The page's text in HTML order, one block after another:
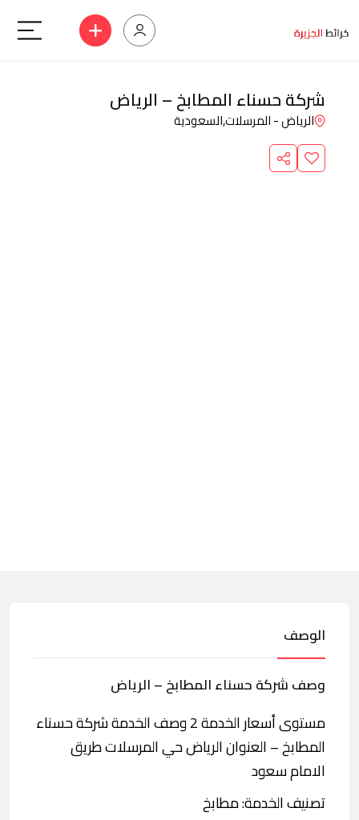
شركة حسناء المطابخ – الرياض
الرياض - المرسلات,السعودية
الوصف
وصف شركة حسناء المطابخ – الرياض
مستوى أسعار الخدمة 2 وصف الخدمة شركة حسناء
المطابخ – العنوان الرياض حي المرسلات طريق
الامام سعود
تصنيف الخدمة: مطابخ